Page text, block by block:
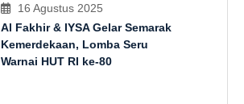
16 Agustus 2025
Al Fakhir & IYSA Gelar Semarak
Kemerdekaan, Lomba Seru
Warnai HUT RI ke-80